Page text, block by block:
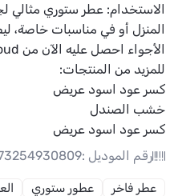
الاستخدام: عطر ستوري مثالي
المنزل أو في مناسبات خاصة،
الأجواء احصل عليه الآن من
للمزيد من المنتجات:
كسر عود اسود عريض
خشب الصندل
كسر عود اسود عريض
رقم الموديل :
عطر فاخر عطور ستوري